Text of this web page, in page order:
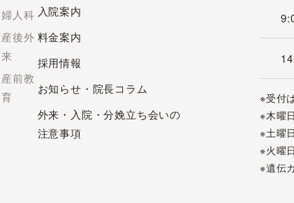
婦人科
産後外
来
産前教
育
入院案内
料金案内
採用情報
お知らせ・院長コラム
外来・入院・分娩立ち会いの
注意事項
※受付
※木曜
※土曜
※火曜
※遺伝